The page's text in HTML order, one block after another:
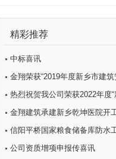
精彩推荐
中标喜讯
金翔荣获“2019年度新乡市建
金翔建筑承建新乡乾坤医院开
信阳平桥国家粮食储备库防水
公司资质增项申报传喜讯